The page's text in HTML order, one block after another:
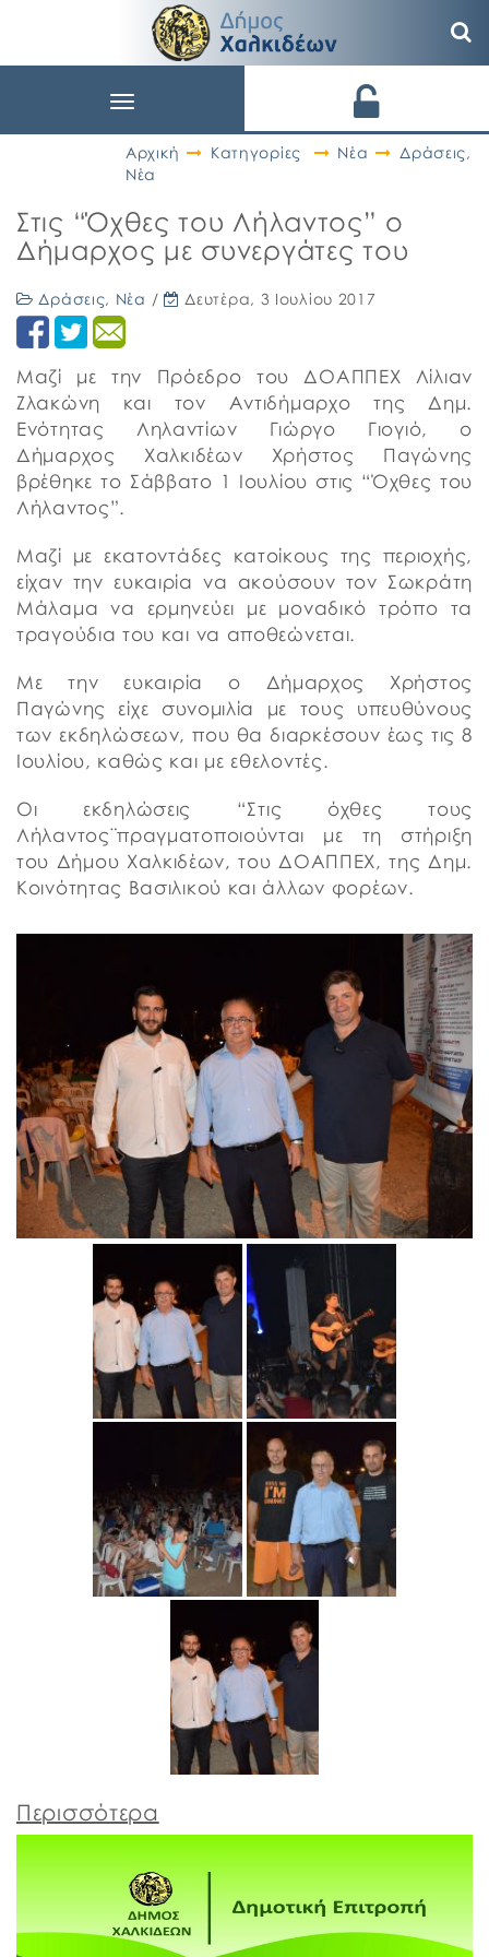
Toggle
Αρχική
Κατηγορίες Νέα Δράσεις,
Νέα
Στις “Όχθες του Λήλαντος” ο
Δήμαρχος με συνεργάτες του
Δράσεις, Νέα / Δευτέρα, 3 Ιουλίου 2017
Μαζί με την Πρόεδρο του ΔΟΑΠΠΕΧ Λίλιαν
Ζλακώνη και τον Αντιδήμαρχο της Δημ.
Ενότητας Ληλαντίων Γιώργο Γιογιό, ο
Δήμαρχος Χαλκιδέων Χρήστος Παγώνης
βρέθηκε το Σάββατο 1 Ιουλίου στις “Όχθες του
Λήλαντος”.
Μαζί με εκατοντάδες κατοίκους της περιοχής,
είχαν την ευκαιρία να ακούσουν τον Σωκράτη
Μάλαμα να ερμηνεύει με μοναδικό τρόπο τα
τραγούδια του και να αποθεώνεται.
Με την ευκαιρία ο Δήμαρχος Χρήστος
Παγώνης είχε συνομιλία με τους υπευθύνους
των εκδηλώσεων, που θα διαρκέσουν έως τις 8
Ιουλίου, καθώς και με εθελοντές.
Οι εκδηλώσεις “Στις όχθες τους
Λήλαντος¨πραγματοποιούνται με τη στήριξη
του Δήμου Χαλκιδέων, του ΔΟΑΠΠΕΧ, της Δημ.
Κοινότητας Βασιλικού και άλλων φορέων.
Περισσότερα